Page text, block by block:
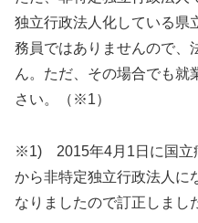
独立行政法人化している県
務員ではありませんので、
ん。ただ、その場合でも就
さい。（※1）
※1) 2015年4月1日に国立
から非特定独立行政法人に
なりましたので訂正しまし